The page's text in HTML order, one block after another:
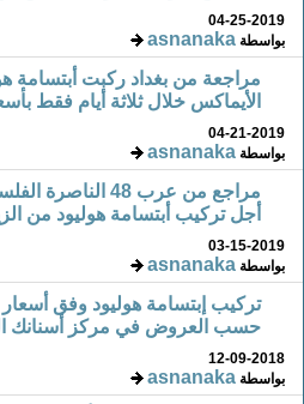
04-25-2019
بواسطةasnanaka
مراجعة من بغداد ركبت أبتسامة
الأيماكس خلال ثلاثة أيام فقط
04-21-2019
بواسطةasnanaka
مراجع من عرب 48
أجل تركيب أبتسامة هوليود من
03-15-2019
بواسطةasnanaka
تركيب إبتسامة هوليود وفق
حسب العروض في مركز أسنانك
12-09-2018
بواسطةasnanaka